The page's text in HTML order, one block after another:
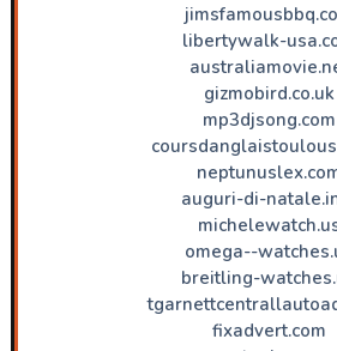
libertywalk-
gizmobird.co.uk
mp3djsong.com
auguri-di-
omega--
breitling-
fixadvert.com